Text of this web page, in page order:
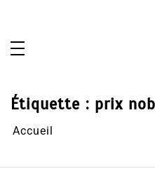
Étiquette : prix
Accueil